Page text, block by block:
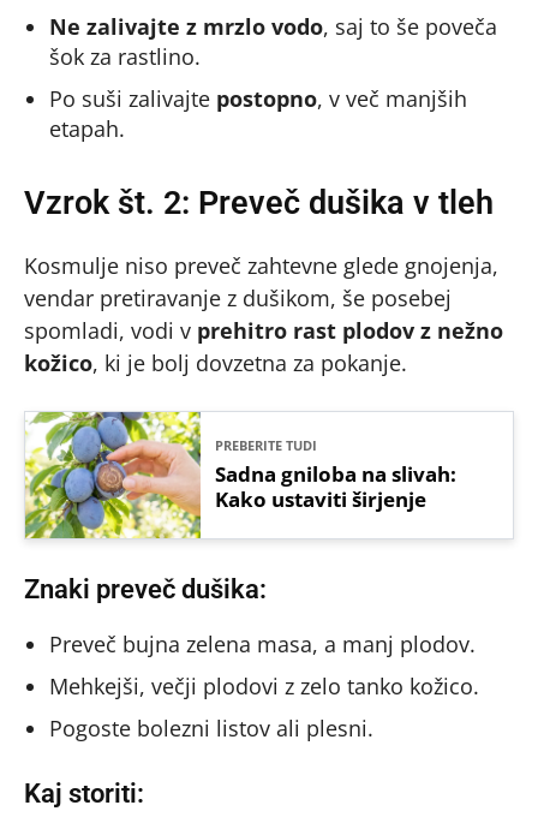
Ne zalivajte z mrzlo vodo, saj to še poveča
šok za rastlino.
Po suši zalivajte postopno, v več manjših
etapah.
Vzrok št. 2: Preveč dušika v tleh
Kosmulje niso preveč zahtevne glede gnojenja,
vendar pretiravanje z dušikom, še posebej
spomladi, vodi v prehitro rast plodov z nežno
kožico, ki je bolj dovzetna za pokanje.
PREBERITE TUDI
Sadna gniloba na slivah:
Kako ustaviti širjenje
Znaki preveč dušika:
Preveč bujna zelena masa, a manj plodov.
Mehkejši, večji plodovi z zelo tanko kožico.
Pogoste bolezni listov ali plesni.
Kaj storiti: